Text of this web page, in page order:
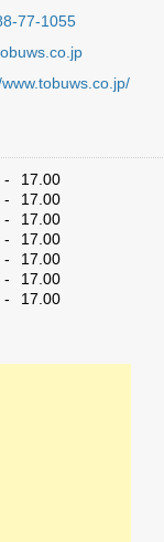
77-1055
- 17.00
- 17.00
- 17.00
- 17.00
- 17.00
- 17.00
- 17.00